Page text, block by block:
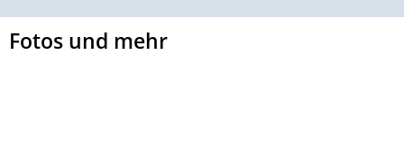
Fotos und mehr